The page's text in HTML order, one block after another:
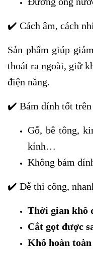
✔️ Cách âm, cách
Sản phẩm giúp
thoát ra ngoài, giữ
điện năng.
✔️ Bám dính tốt trên
Gỗ, bê tông,
kính…
Không bám
✔️ Dễ thi công,
Thời gian khô
Cắt gọt được
Khô hoàn toàn